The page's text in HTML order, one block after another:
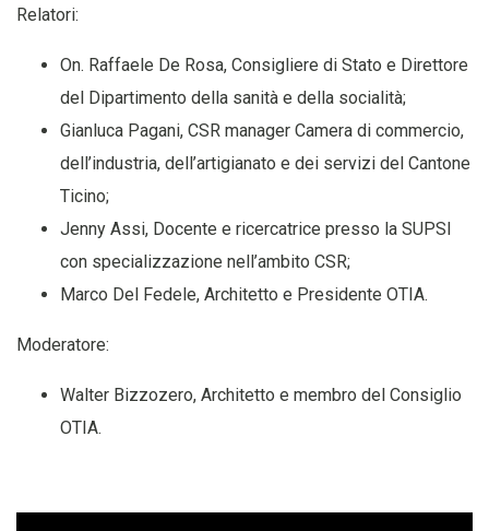
Relatori:
On. Raffaele De Rosa, Consigliere di Stato e Direttore
del Dipartimento della sanità e della socialità;
Gianluca Pagani, CSR manager Camera di commercio,
dell’industria, dell’artigianato e dei servizi del Cantone
Ticino;
Jenny Assi, Docente e ricercatrice presso la SUPSI
con specializzazione nell’ambito CSR;
Marco Del Fedele, Architetto e Presidente OTIA.
Moderatore:
Walter Bizzozero, Architetto e membro del Consiglio
OTIA.